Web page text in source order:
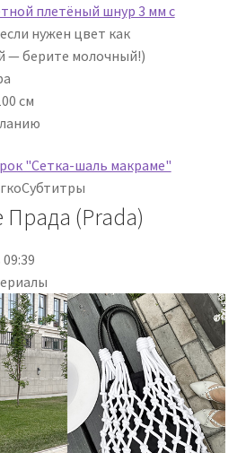
плетёный шнур 3 мм с
нужен цвет как
— берите молочный!)
см
"Сетка-шаль макраме"
Субтитры
Прада (Prada)